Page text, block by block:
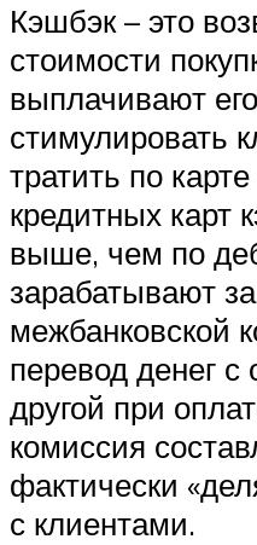
Кэшбэк – это
стоимости
выплачивают
стимулировать
тратить по
кредитных карт
выше, чем по
зарабатывают
межбанковской
перевод денег с
другой при
комиссия
фактически
с клиентами.